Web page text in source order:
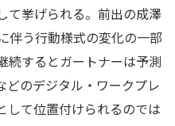
て挙げられる。前出の成澤
伴う行動様式の変化の一部
続するとガートナーは予測
どのデジタル・ワークプレ
して位置付けられるのでは